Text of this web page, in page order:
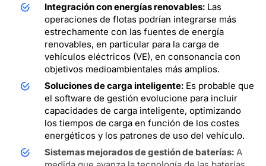
Integración con energías renovables: Las
operaciones de flotas podrían integrarse más
estrechamente con las fuentes de energía
renovables, en particular para la carga de
vehículos eléctricos (VE), en consonancia con
objetivos medioambientales más amplios.
Soluciones de carga inteligente: Es probable que
el software de gestión evolucione para incluir
capacidades de carga inteligente, optimizando
los tiempos de carga en función de los costes
energéticos y los patrones de uso del vehículo.
Sistemas mejorados de gestión de baterías: A